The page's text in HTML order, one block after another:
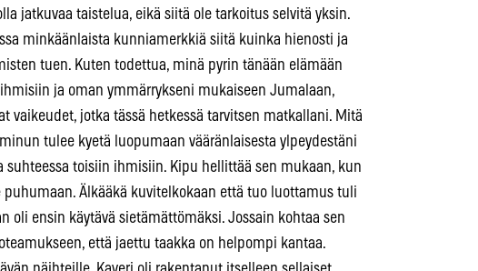
jatkuvaa taistelua, eikä siitä ole tarkoitus selvitä yksin.
minkäänlaista kunniamerkkiä siitä kuinka hienosti ja
tuen. Kuten todettua, minä pyrin tänään elämään
ja oman ymmärrykseni mukaiseen Jumalaan,
vaikeudet, jotka tässä hetkessä tarvitsen matkallani. Mitä
tulee kyetä luopumaan vääränlaisesta ylpeydestäni
toisiin ihmisiin. Kipu hellittää sen mukaan, kun
Älkääkä kuvitelkokaan että tuo luottamus tuli
oli ensin käytävä sietämättömäksi. Jossain kohtaa sen
että jaettu taakka on helpompi kantaa.